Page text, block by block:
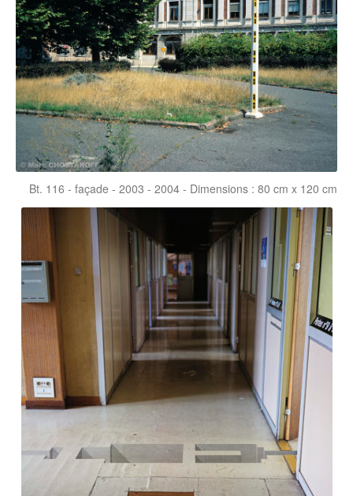
Bt. 116 - façade - 2003 - 2004 - Dimensions : 80 cm x 120 cm